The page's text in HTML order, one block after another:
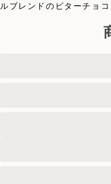
ルブレンドのビターチョ